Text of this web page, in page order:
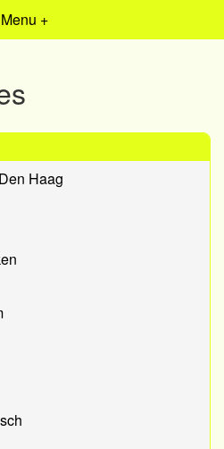
Menu +
Haag